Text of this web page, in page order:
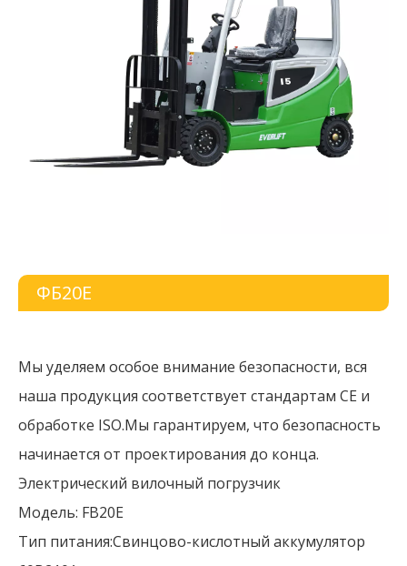
ФБ20Е
Мы уделяем особое внимание безопасности, вся
наша продукция соответствует стандартам CE и
обработке ISO.Мы гарантируем, что безопасность
начинается от проектирования до конца.
Электрический вилочный погрузчик
Модель: FB20E
Тип питания:Свинцово-кислотный аккумулятор